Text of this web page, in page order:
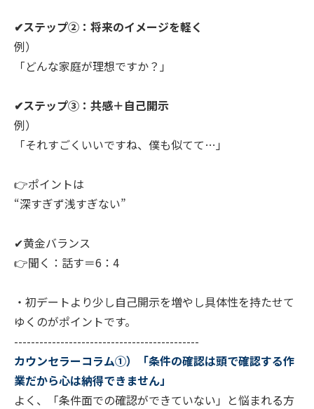
✔ステップ②：将来のイメージを軽く
例）
「どんな家庭が理想ですか？」
✔ステップ③：共感＋自己開示
例）
「それすごくいいですね、僕も似てて…」
👉ポイントは
“深すぎず浅すぎない”
✔黄金バランス
👉聞く：話す＝6：4
・初デートより少し自己開示を増やし具体性を持たせて
ゆくのがポイントです。
--------------------------------------------
カウンセラーコラム①）「条件の確認は頭で確認する作
業だから心は納得できません」
よく、「条件面での確認ができていない」と悩まれる方